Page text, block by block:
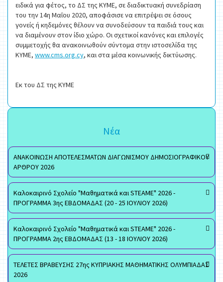
ειδικά για φέτος, το ΔΣ της ΚΥΜΕ, σε διαδικτυακή συνεδρίαση
του την 14η Μαΐου 2020, αποφάσισε να επιτρέψει σε όσους
γονείς ή κηδεμόνες θέλουν να συνοδεύσουν τα παιδιά τους και
να διαμένουν στον ίδιο χώρο. Οι σχετικοί κανόνες και επιλογές
συμμετοχής θα ανακοινωθούν σύντομα στην ιστοσελίδα της
ΚΥΜΕ, www.cms.org.cy, και στα μέσα κοινωνικής δικτύωσης.
Εκ του ΔΣ της ΚΥΜΕ
Νέα
ΑΝΑΚΟΙΝΩΣΗ ΑΠΟΤΕΛΕΣΜΑΤΩΝ ΔΙΑΓΩΝΙΣΜΟΥ ΔΗΜΟΣΙΟΓΡΑΦΙΚΟΥ
ΑΡΘΡΟΥ 2026
Καλοκαιρινό Σχολείο "Μαθηματικά και STEAME" 2026 -
ΠΡΟΓΡΑΜΜΑ 3ης ΕΒΔΟΜΑΔΑΣ (20 - 25 ΙΟΥΛΙΟΥ 2026)
Καλοκαιρινό Σχολείο "Μαθηματικά και STEAME" 2026 -
ΠΡΟΓΡΑΜΜΑ 2ης ΕΒΔΟΜΑΔΑΣ (13 - 18 ΙΟΥΛΙΟΥ 2026)
ΤΕΛΕΤΕΣ ΒΡΑΒΕΥΣΗΣ 27ης ΚΥΠΡΙΑΚΗΣ ΜΑΘΗΜΑΤΙΚΗΣ ΟΛΥΜΠΙΑΔΑΣ
2026